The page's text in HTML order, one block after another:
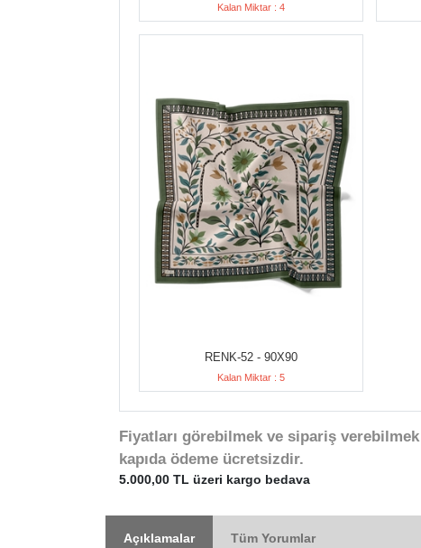
Kalan Miktar : 4
RENK-52 - 90X90
Kalan Miktar : 5
Fiyatları görebilmek ve sipariş
kapıda ödeme ücretsizdir.
5.000,00 TL üzeri kargo bedava
Açıklamalar Tüm Yorumlar